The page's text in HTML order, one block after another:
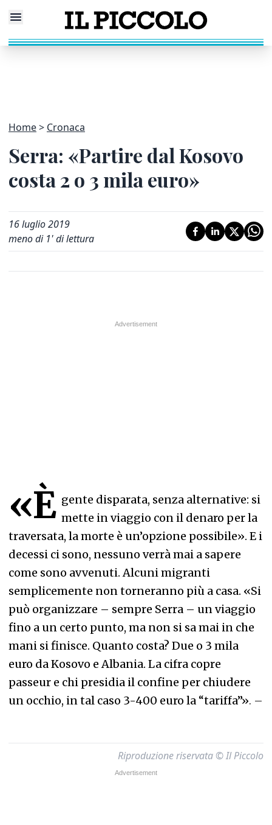
Home Cronaca
Serra: «Partire dal Kosovo
costa 2 o 3 mila euro»
16 luglio 2019
meno di 1' di lettura
«È gente disparata, senza alternative: si
mette in viaggio con il denaro per la
traversata, la morte è un’opzione possibile». E i
decessi ci sono, nessuno verrà mai a sapere
come sono avvenuti. Alcuni migranti
semplicemente non torneranno più a casa. «Si
può organizzare – sempre Serra – un viaggio
fino a un certo punto, ma non si sa mai in che
mani si finisce. Quanto costa? Due o 3 mila
euro da Kosovo e Albania. La cifra copre
passeur e chi presidia il confine per chiudere
un occhio, in tal caso 3-400 euro la “tariffa”». –
Riproduzione riservata © Il Piccolo